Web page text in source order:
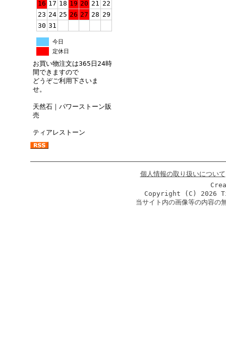
16 17 18 19 20 21 22
23 24 25 26 27 28 29
30 31
今日
定休日
お買い物注文は365日24時
間できますので
どうぞご利用下さいま
せ。
天然石｜パワーストーン販
売
ティアレストーン
個人情報の取り扱いについて
Copyright (C) 2026
当サイト内の画像等の内容の